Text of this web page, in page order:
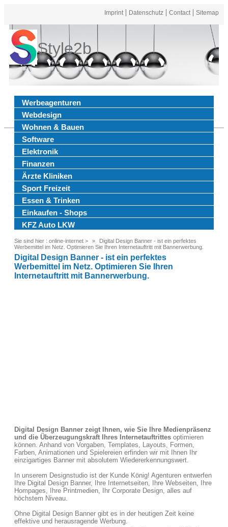
Imprint Datenschutz Contact Sitemap
Style2b
Werbeagenturen
Webdesign
Wohnen & Bauen
Software
Elektronik
Finanzen
Ärzte Kliniken
Sport Freizeit
Essen & Trinken
Einkaufen - Shops
KFZ Auto LKW
Sie sind hier : online-internet >
Digital Design Banner - ist ein perfektes
Werbemittel im Netz. Optimieren Sie Ihren Internetauftritt mit Bannerwerbung.
Digital Design Banner - ist ein perfektes
Werbemittel im Netz. Optimieren Sie Ihren
Internetauftritt mit Bannerwerbung.
Digital Design Banner zeigt Ihnen, wie Sie Ihre Medienpräsenz
und die Überzeugungskraft Ihres Internetauftrittes optimieren
können. Anhand von Vorgaben, Templates, Layouts, Formen,
Farben, Animationen und Spielereien erfinden wir mit Ihnen Ihr
einzigartiges Banner mit absolutem Wiedererkennungswert.
In unserem Designstudio ist der Kunde König! Agenturen entwerfen
Ihre Digital Design Banner, Ihre Internetseiten, Ihre Webseiten, Ihre
Hompages, Ihre Printmedien, Ihr Corporate Design, alles auf
höchstem Niveau.
Ohne Digital Design Banner gibt es in der heutigen Zeit keine
effektive und herausragende Werbung.